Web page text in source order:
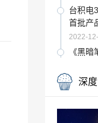
台积电
首批产
2022-
《黑
2022-
2022-
深